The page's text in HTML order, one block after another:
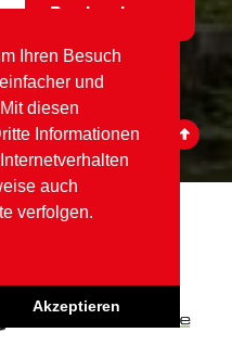
Ihren Besuch
und
diesen
Informationen
auch
verfolgen.
Akzeptieren
Registrieren